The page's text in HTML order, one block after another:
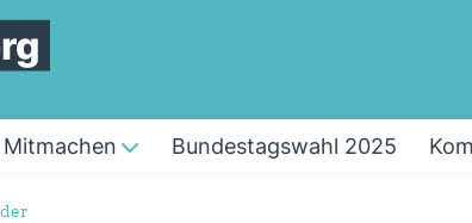
Mitmachen Bundestagswahl 2025